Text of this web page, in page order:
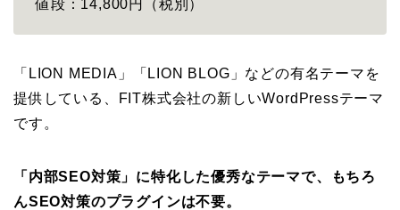
値段：14,800円（税別）
「LION MEDIA」「LION BLOG」などの有名テーマを
提供している、FIT株式会社の新しいWordPressテーマ
です。
「内部SEO対策」に特化した優秀なテーマで、もちろ
んSEO対策のプラグインは不要。